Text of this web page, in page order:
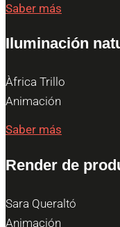
Saber más
Iluminación
Àfrica Trillo
Animación
Saber más
Render de
Sara Queraltó
Animación